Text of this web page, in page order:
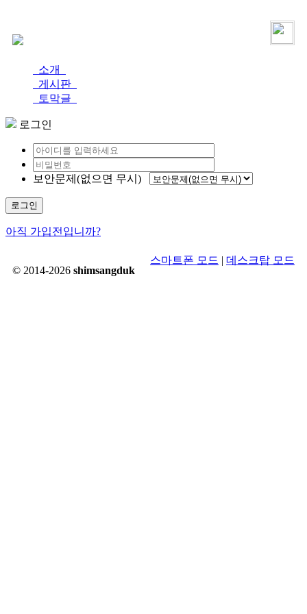
소개
게시판
토막글
로그인
보안문제(없으면 무시)
로그인
아직 가입전입니까?
© 2014-2026 shimsangduk
스마트폰 모드 | 데스크탑 모드